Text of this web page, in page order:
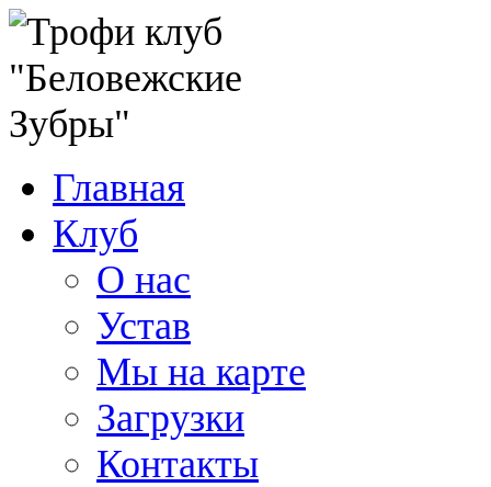
Главная
Клуб
О нас
Устав
Мы на карте
Загрузки
Контакты